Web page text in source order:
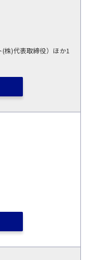
▽
株)代表取締役）ほか1